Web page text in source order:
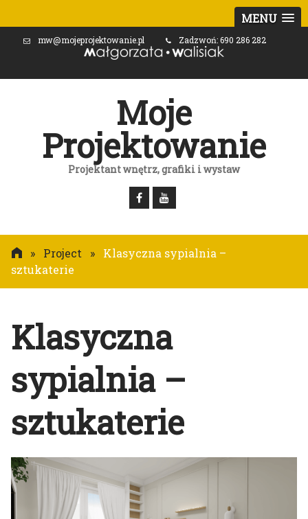
MENU
mw@mojeprojektowanie.pl Zadzwoń: 690 286 282
Moje
Projektowanie
Projektant wnętrz, grafiki i wystaw
» Project »
Klasyczna sypialnia –
sztukaterie
Klasyczna
sypialnia –
sztukaterie